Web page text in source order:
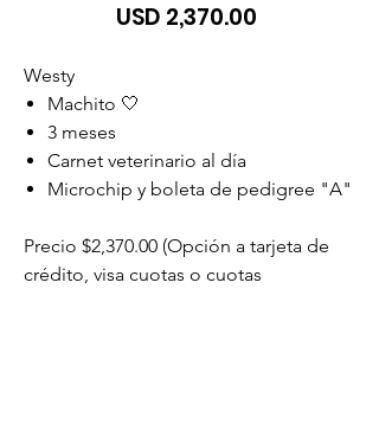
USD 2,370.00
Westy
Machito 🤍
3 meses
Carnet veterinario al día
Microchip y boleta de pedigree "A"
Precio $2,370.00 (Opción a tarjeta de
crédito, visa cuotas o cuotas